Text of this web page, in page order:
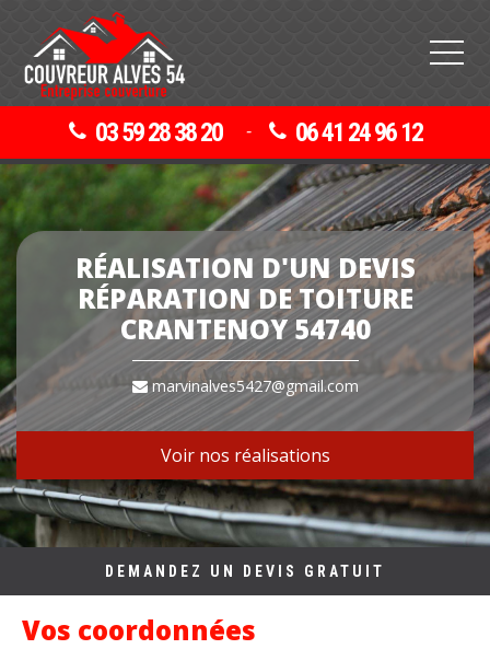
03 59 28 38 20 - 06 41 24 96 12
RÉALISATION D'UN DEVIS
RÉPARATION DE TOITURE
CRANTENOY 54740
marvinalves5427@gmail.com
Voir nos réalisations
DEMANDEZ UN DEVIS GRATUIT
Vos coordonnées